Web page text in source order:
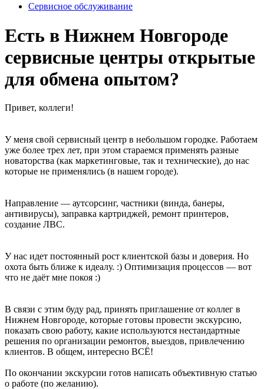
Сервисное обслуживание
Есть в Нижнем Новгороде
сервисные центры открытые
для обмена опытом?
Привет, коллеги!
У меня свой сервисный центр в небольшом городке. Работаем
уже более трех лет, при этом стараемся применять разные
новаторства (как маркетинговые, так и технические), до нас
которые не применялись (в нашем городе).
Направление — аутсорсинг, частники (винда, банеры,
антивирусы), заправка картриджей, ремонт принтеров,
создание ЛВС.
У нас идет постоянный рост клиентской базы и доверия. Но
охота быть ближе к идеалу. :) Оптимизация процессов — вот
что не даёт мне покоя :)
В связи с этим буду рад, принять приглашение от коллег в
Нижнем Новгороде, которые готовы провести экскурсию,
показать свою работу, какие используются нестандартные
решения по организации ремонтов, выездов, привлечению
клиентов. В общем, интересно ВСЁ!
По окончании экскурсии готов написать объективную статью
о работе (по желанию).